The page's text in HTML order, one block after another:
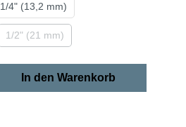
1/4" (13,2 mm)
1/2" (21 mm)
In den Warenkorb